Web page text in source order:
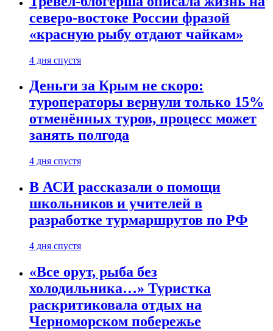
северо-востоке России фразой
«красную рыбу отдают чайкам»
4 дня спустя
Деньги за Крым не скоро:
туроператоры вернули только 15%
отменённых туров, процесс может
занять полгода
4 дня спустя
В АСИ рассказали о помощи
школьников и учителей в
разработке турмаршрутов по РФ
4 дня спустя
«Все орут, рыба без
холодильника…» Туристка
раскритиковала отдых на
Черноморском побережье